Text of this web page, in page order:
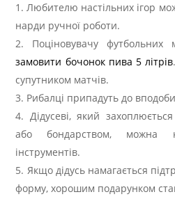
Любителю настільних ігор
нарди ручної роботи.
Поціновувачу футбольних
замовити бочонок пива 5 літрів
супутником матчів.
Рибалці припадуть до вподоби
Дідусеві, який
або бондарством, можна
інструментів.
Якщо дідусь намагається
форму, хорошим подарунком